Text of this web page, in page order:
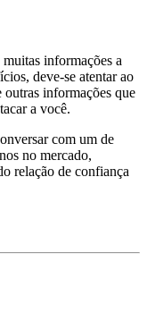
informações a
deve-se atentar ao
informações que
a você.
com um de
no mercado,
relação de confiança